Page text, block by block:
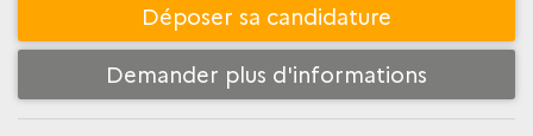
Déposer sa candidature
Demander plus d'informations